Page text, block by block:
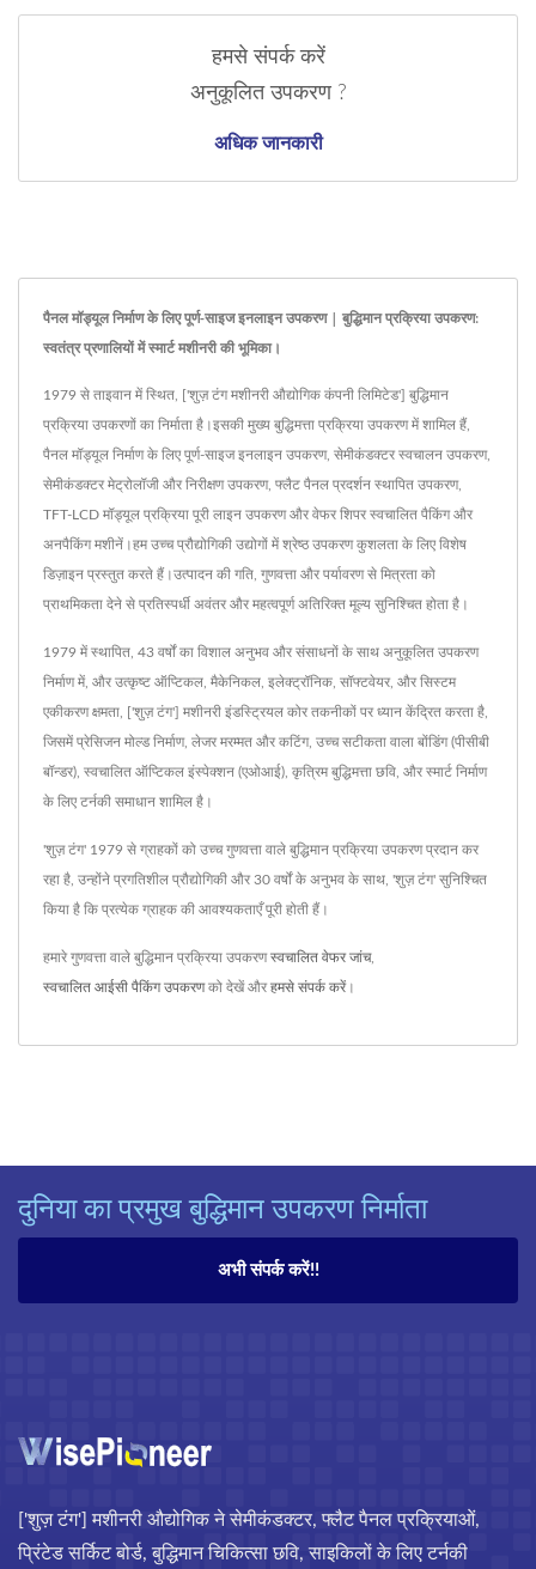
हमसे संपर्क करें
अनुकूलित उपकरण ?
अधिक जानकारी
पैनल मॉड्यूल निर्माण के लिए पूर्ण-साइज इनलाइन उपकरण | बुद्धिमान प्रक्रिया उपकरण:
स्वतंत्र प्रणालियों में स्मार्ट मशीनरी की भूमिका।
1979 से ताइवान में स्थित, ['शुज़ टंग मशीनरी औद्योगिक कंपनी लिमिटेड'] बुद्धिमान
प्रक्रिया उपकरणों का निर्माता है।इसकी मुख्य बुद्धिमत्ता प्रक्रिया उपकरण में शामिल हैं,
पैनल मॉड्यूल निर्माण के लिए पूर्ण-साइज इनलाइन उपकरण, सेमीकंडक्टर स्वचालन उपकरण,
सेमीकंडक्टर मेट्रोलॉजी और निरीक्षण उपकरण, फ्लैट पैनल प्रदर्शन स्थापित उपकरण,
TFT-LCD मॉड्यूल प्रक्रिया पूरी लाइन उपकरण और वेफर शिपर स्वचालित पैकिंग और
अनपैकिंग मशीनें।हम उच्च प्रौद्योगिकी उद्योगों में श्रेष्ठ उपकरण कुशलता के लिए विशेष
डिज़ाइन प्रस्तुत करते हैं।उत्पादन की गति, गुणवत्ता और पर्यावरण से मित्रता को
प्राथमिकता देने से प्रतिस्पर्धी अवंतर और महत्वपूर्ण अतिरिक्त मूल्य सुनिश्चित होता है।
1979 में स्थापित, 43 वर्षों का विशाल अनुभव और संसाधनों के साथ अनुकूलित उपकरण
निर्माण में, और उत्कृष्ट ऑप्टिकल, मैकेनिकल, इलेक्ट्रॉनिक, सॉफ्टवेयर, और सिस्टम
एकीकरण क्षमता, ['शुज़ टंग'] मशीनरी इंडस्ट्रियल कोर तकनीकों पर ध्यान केंद्रित करता है,
जिसमें प्रेसिजन मोल्ड निर्माण, लेजर मरम्मत और कटिंग, उच्च सटीकता वाला बोंडिंग (पीसीबी
बॉन्डर), स्वचालित ऑप्टिकल इंस्पेक्शन (एओआई), कृत्रिम बुद्धिमत्ता छवि, और स्मार्ट निर्माण
के लिए टर्नकी समाधान शामिल है।
'शुज़ टंग' 1979 से ग्राहकों को उच्च गुणवत्ता वाले बुद्धिमान प्रक्रिया उपकरण प्रदान कर
रहा है, उन्होंने प्रगतिशील प्रौद्योगिकी और 30 वर्षों के अनुभव के साथ, 'शुज़ टंग' सुनिश्चित
किया है कि प्रत्येक ग्राहक की आवश्यकताएँ पूरी होती हैं।
हमारे गुणवत्ता वाले बुद्धिमान प्रक्रिया उपकरणस्वचालित वेफर जांच,
स्वचालित आईसी पैकिंग उपकरणको देखें औरहमसे संपर्क करें।
दुनिया का प्रमुख बुद्धिमान उपकरण निर्माता
अभी संपर्क करें!!
['शुज़ टंग'] मशीनरी औद्योगिक ने सेमीकंडक्टर, फ्लैट पैनल प्रक्रियाओं,
प्रिंटेड सर्किट बोर्ड, बुद्धिमान चिकित्सा छवि, साइकिलों के लिए टर्नकी